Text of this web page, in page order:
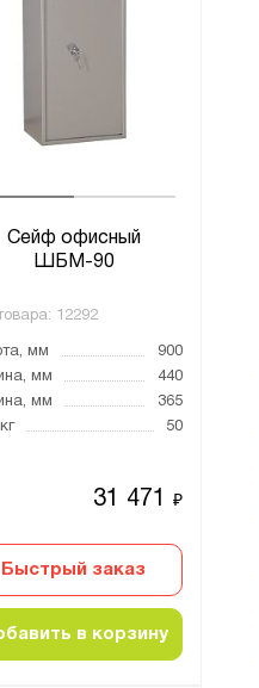
Сейф офисный
ШБМ-90
12292
мм
900
мм
440
мм
365
50
31 471 ₽
Быстрый заказ
в корзину